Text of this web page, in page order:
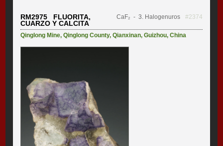
RM2975 FLUORITA,
CUARZO Y CALCITA
CaF₂ - 3. Halogenuros #2374
Qinglong Mine,Qinglong County,Qianxinan,Guizhou,China